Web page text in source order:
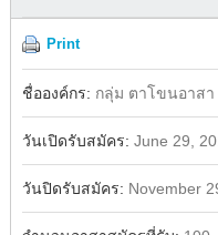
Print
Facebook
ชื่อองค์กร: กลุ่ม ตาโขนอาสา
วันเปิดรับสมัคร: June 29,
วันปิดรับสมัคร: November